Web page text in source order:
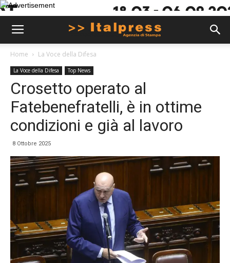
Home La Voce della Difesa
La Voce della Difesa Top News
Crosetto operato al
Fatebenefratelli, è in ottime
condizioni e già al lavoro
8 Ottobre 2025